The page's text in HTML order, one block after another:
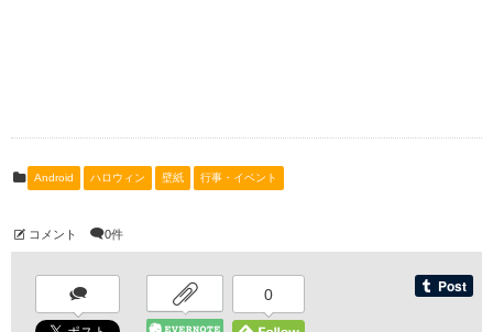
Android ハロウィン 壁紙 行事・イベント
コメント 0件
0